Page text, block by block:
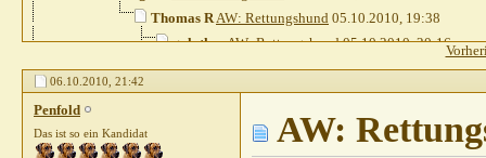
Thomas RAW: Rettungshund 05.10.2010, 19:38
galatheeAW: Rettungshund05.10.2010,20:16
Divus07AW: Rettungshund05.10.2010,20:46
Thomas RAW: Rettungshund05.10.2010,
AW: Rettungshund 05.10.2010,
AW: Rettungshund 05.10.2010,20:43
06.10.2010, 21:42
Penfold
Das ist so ein Kandidat AW: